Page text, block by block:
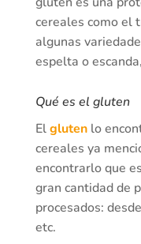
cereales como el
algunas
espelta o
Qué es el gluten
Elgluten lo
cereales ya
encontrarlo que
gran cantidad de
procesados:
etc.